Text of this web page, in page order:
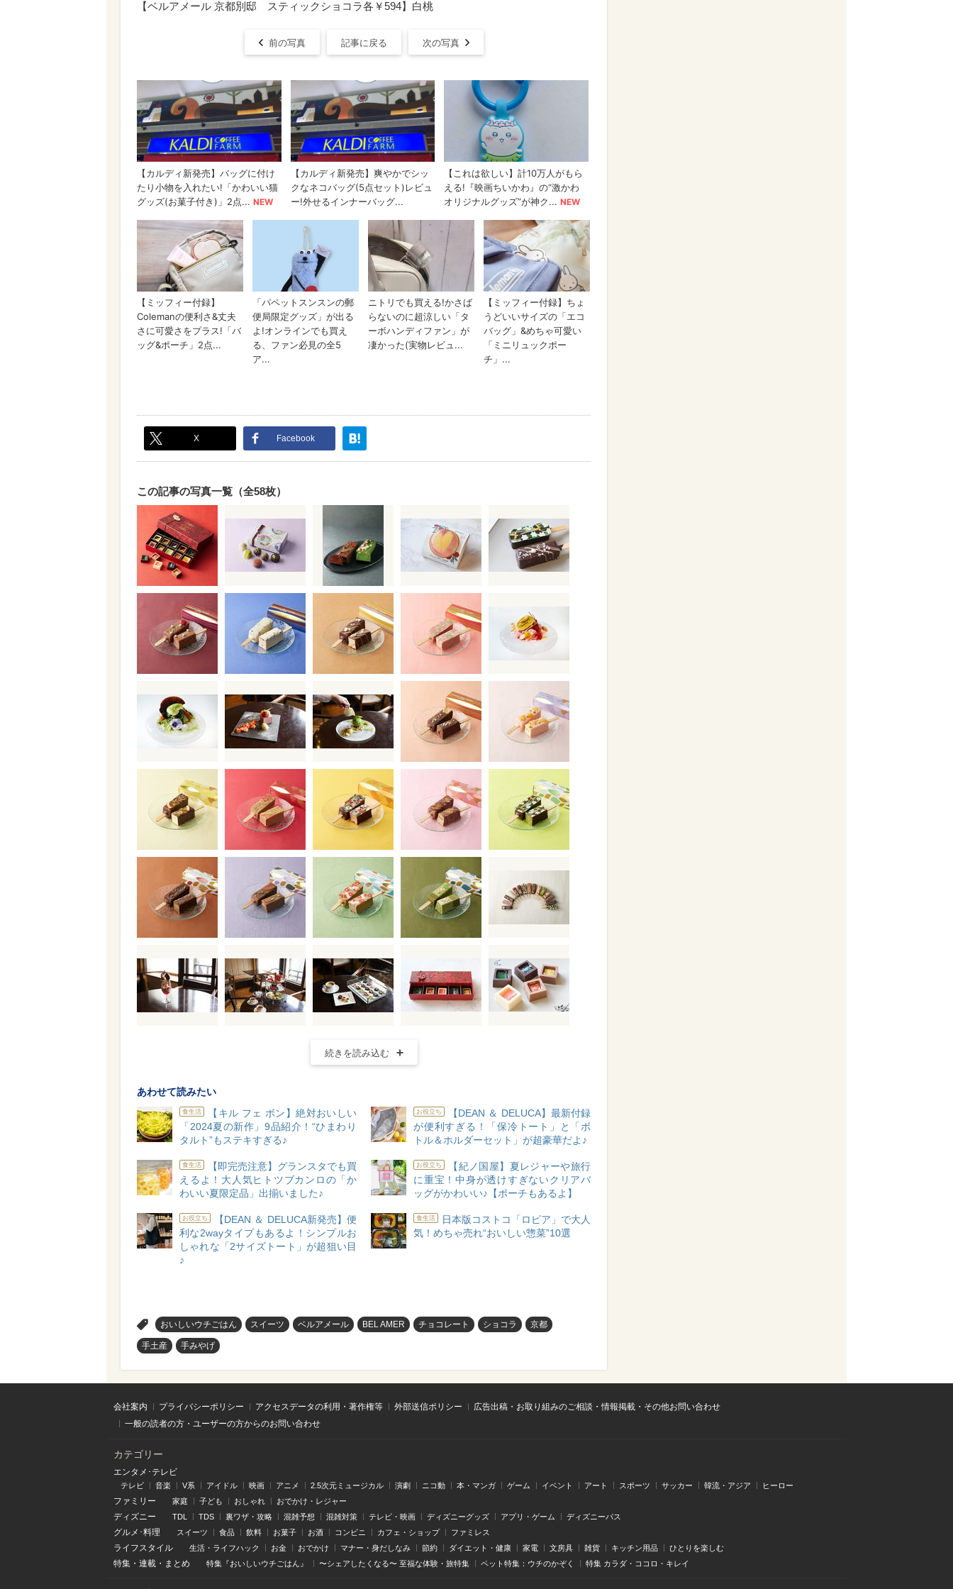
【ベルアメール 京都別邸 スティックショコラ各￥594】白桃
前の写真 記事に戻る 次の写真
X Facebook
この記事の写真一覧（全58枚）
続きを読み込む
あわせて読みたい
食生活
【キル フェ ボン】絶対おいしい
「2024夏の新作」9品紹介！“ひまわり
タルト”もステキすぎる♪
お役立ち
【DEAN ＆ DELUCA】最新付録
が便利すぎる！「保冷トート」と「ボ
トル＆ホルダーセット」が超豪華だよ♪
食生活
【即完売注意】グランスタでも買
えるよ！大人気ヒトツブカンロの「か
わいい夏限定品」出揃いました♪
お役立ち
【紀ノ国屋】夏レジャーや旅行
に重宝！中身が透けすぎないクリアバ
ッグがかわいい♪【ポーチもあるよ】
お役立ち
【DEAN ＆ DELUCA新発売】便
利な2wayタイプもあるよ！シンプルお
しゃれな「2サイズトート」が超狙い目
♪
食生活
日本版コストコ「ロピア」で大人
気！めちゃ売れ“おいしい惣菜”10選
おいしいウチごはん スイーツ ベルアメール BEL AMER チョコレート ショコラ 京都
手土産 手みやげ
会社案内 プライバシーポリシー アクセスデータの利用・著作権等 外部送信ポリシー
広告出稿・お取り組みのご相談・情報掲載・その他お問い合わせ
一般の読者の方・ユーザーの方からのお問い合わせ
カテゴリー
エンタメ･テレビ
テレビ 音楽 V系 アイドル 映画 アニメ 2.5次元ミュージカル 演劇 ニコ動 本・マンガ ゲーム イベント アート スポーツ サッカー 韓流・アジア ヒーロー
ファミリー 家庭 子ども おしゃれ おでかけ・レジャー
ディズニー TDL TDS 裏ワザ・攻略 混雑予想 混雑対策 テレビ・映画 ディズニーグッズ アプリ・ゲーム ディズニーパス
グルメ･料理 スイーツ 食品 飲料 お菓子 お酒 コンビニ カフェ・ショップ ファミレス
ライフスタイル 生活・ライフハック お金 おでかけ マナー・身だしなみ 節約 ダイエット・健康 家電 文房具 雑貨 キッチン用品 ひとりを楽しむ
特集 ・ 連載 ・ まとめ 特集『おいしいウチごはん』 〜シェアしたくなる〜 至福な体験・旅特集 ペット特集：ウチのかぞく 特集 カラダ・ココロ・キレイ